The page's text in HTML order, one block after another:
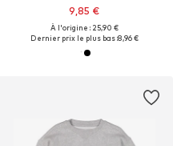
9,85 €
À l'origine : 25,90 €
Dernier prix le plus bas :8,96 €